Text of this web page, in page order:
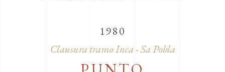
1980
Clausura tramo Inca - Sa Pobla